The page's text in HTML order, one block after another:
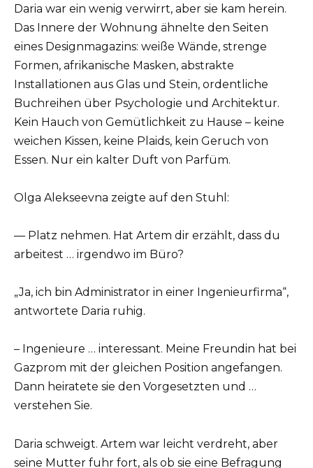
Daria war ein wenig verwirrt, aber sie kam herein.
Das Innere der Wohnung ähnelte den Seiten
eines Designmagazins: weiße Wände, strenge
Formen, afrikanische Masken, abstrakte
Installationen aus Glas und Stein, ordentliche
Buchreihen über Psychologie und Architektur.
Kein Hauch von Gemütlichkeit zu Hause – keine
weichen Kissen, keine Plaids, kein Geruch von
Essen. Nur ein kalter Duft von Parfüm.
Olga Alekseevna zeigte auf den Stuhl:
— Platz nehmen. Hat Artem dir erzählt, dass du
arbeitest … irgendwo im Büro?
„Ja, ich bin Administrator in einer Ingenieurfirma“,
antwortete Daria ruhig.
– Ingenieure … interessant. Meine Freundin hat bei
Gazprom mit der gleichen Position angefangen.
Dann heiratete sie den Vorgesetzten und …
verstehen Sie.
Daria schweigt. Artem war leicht verdreht, aber
seine Mutter fuhr fort, als ob sie eine Befragung